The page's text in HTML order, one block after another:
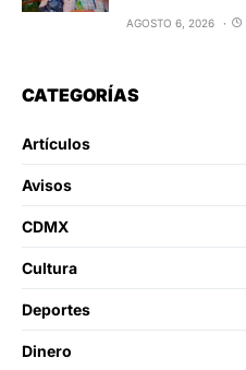
AGOSTO 6, 2026
CATEGORÍAS
Artículos
Avisos
CDMX
Cultura
Deportes
Dinero